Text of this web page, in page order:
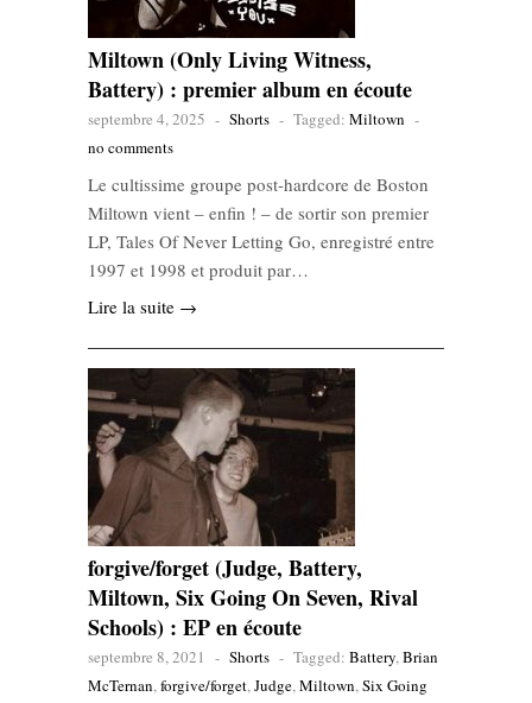
Miltown (Only Living Witness,
Battery) : premier album en écoute
septembre 4, 2025 - Shorts - Tagged: Miltown -
no comments
Le cultissime groupe post-hardcore de Boston
Miltown vient – enfin ! – de sortir son premier
LP, Tales Of Never Letting Go, enregistré entre
1997 et 1998 et produit par…
Lire la suite →
forgive/forget (Judge, Battery,
Miltown, Six Going On Seven, Rival
Schools) : EP en écoute
septembre 8, 2021 - Shorts - Tagged: Battery,Brian
McTernan,forgive/forget,Judge,Miltown,Six Going